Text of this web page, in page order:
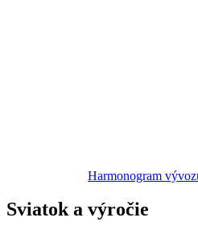
Harmonogram
Sviatok a výročie